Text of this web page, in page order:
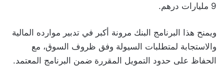
9 مليارات درهم.
ويمنح هذا البرنامج البنك مرونة أكبر في تدبير موارده المالية
والاستجابة لمتطلبات السيولة وفق ظروف السوق، مع
الحفاظ على حدود التمويل المقررة ضمن البرنامج المعتمد.